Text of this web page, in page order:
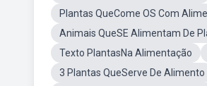
Plantas QueCome OS Com
Animais QueSE Alimentam De
Texto PlantasNa Alimentação
3 Plantas QueServe De Alimento